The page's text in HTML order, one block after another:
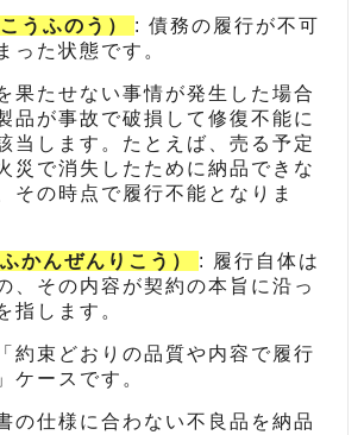
うふのう）
: 債務の履行が不可
った状態です。
果たせない事情が発生した場合
品が事故で破損して修復不能に
当します。たとえば、売る予定
災で消失したために納品できな
その時点で履行不能となりま
かんぜんりこう）
: 履行自体は
、その内容が契約の本旨に沿っ
指します。
約束どおりの品質や内容で履行
ケースです。
の仕様に合わない不良品を納品